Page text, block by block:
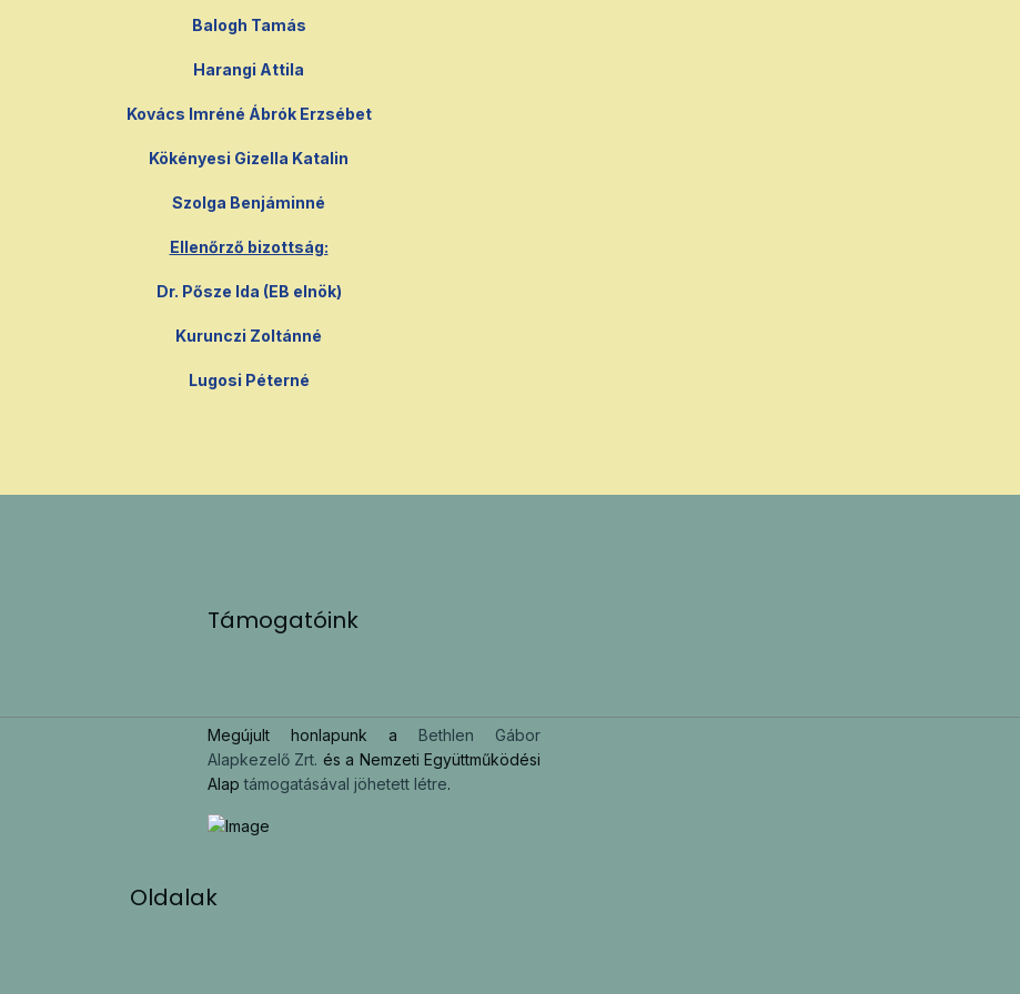
Balogh Tamás
Harangi Attila
Kovács Imréné Ábrók Erzsébet
Kökényesi Gizella Katalin
Szolga Benjáminné
Ellenőrző bizottság:
Dr. Pősze Ida (EB elnök)
Kurunczi Zoltánné
Lugosi Péterné
Támogatóink
Megújult honlapunk a Bethlen Gábor
Alapkezelő Zrt. és a Nemzeti Együttműködési
Alaptámogatásával jöhetett létre.
Oldalak